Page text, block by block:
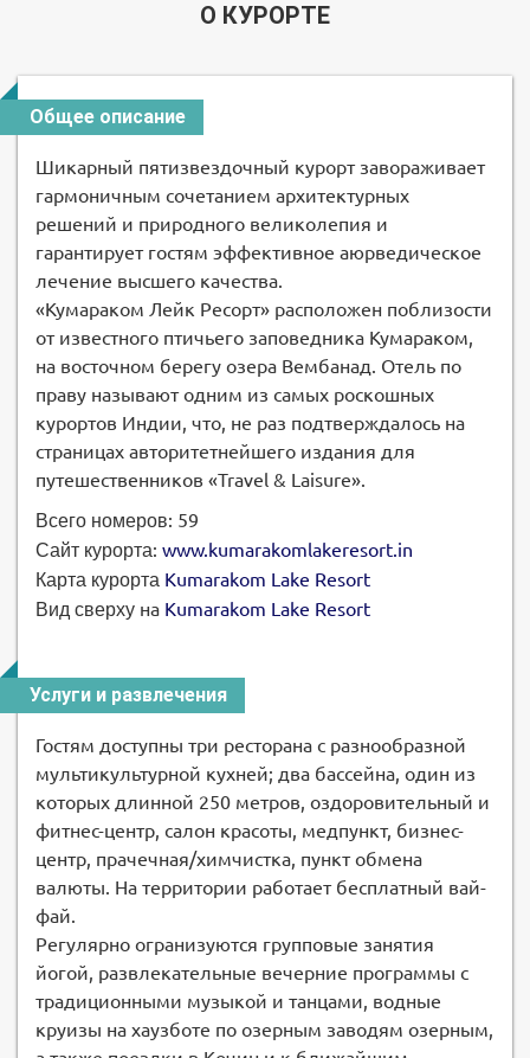
О КУРОРТЕ
Общее описание
Шикарный пятизвездочный курорт завораживает
гармоничным сочетанием архитектурных
решений и природного великолепия и
гарантирует гостям эффективное аюрведическое
лечение высшего качества.
«Кумараком Лейк Ресорт» расположен поблизости
от известного птичьего заповедника Кумараком,
на восточном берегу озера Вембанад. Отель по
праву называют одним из самых роскошных
курортов Индии, что, не раз подтверждалось на
страницах авторитетнейшего издания для
путешественников «Travel & Laisure».
Всего номеров: 59
Сайт курорта: www.kumarakomlakeresort.in
Карта курорта Kumarakom Lake Resort
Вид сверху на Kumarakom Lake Resort
Услуги и развлечения
Гостям доступны три ресторана с разнообразной
мультикультурной кухней; два бассейна, один из
которых длинной 250 метров, оздоровительный и
фитнес-центр, салон красоты, медпункт, бизнес-
центр, прачечная/химчистка, пункт обмена
валюты. На территории работает бесплатный вай-
фай.
Регулярно огранизуются групповые занятия
йогой, развлекательные вечерние программы с
традиционными музыкой и танцами, водные
круизы на хаузботе по озерным заводям озерным,